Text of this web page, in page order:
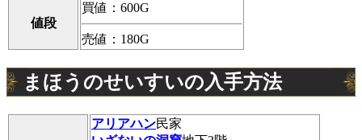
値段
買値：600G
売値：180G
まほうのせいすいの入手方法
アリアハン民家